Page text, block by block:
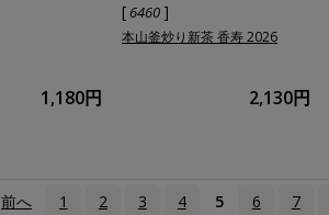
1,180円
[ 6460 ]
本山釜炒り新茶 香寿 2026
2,130円
前へ 1 2 3 4 5 6 7